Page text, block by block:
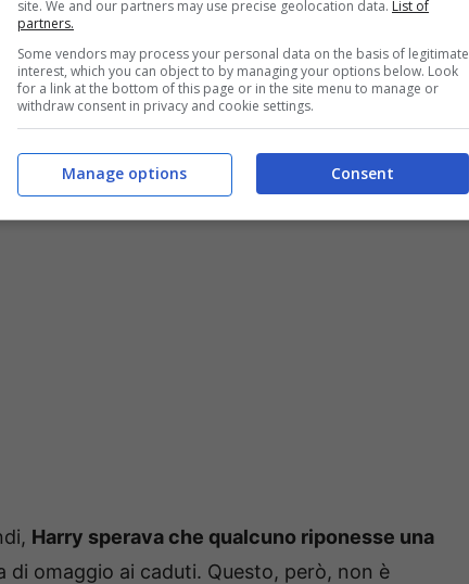
PETER NICHOLLS/POOL/AFP / Credits: Getty Images
Elisabetta
Harry sperava che qualcuno riponesse una
di omaggio ai caduti. Questo, però, non è
site. We and our partners may use precise geolocation data. List of
partners.
Some vendors may process your personal data on the basis of legitimate
interest, which you can object to by managing your options below. Look
for a link at the bottom of this page or in the site menu to manage or
withdraw consent in privacy and cookie settings.
Consent
Manage options